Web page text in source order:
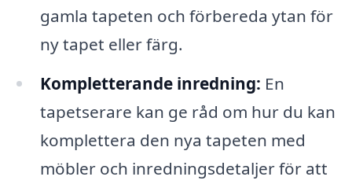
gamla tapeten och förbereda ytan för
ny tapet eller färg.
Kompletterande inredning: En
tapetserare kan ge råd om hur du kan
komplettera den nya tapeten med
möbler och inredningsdetaljer för att